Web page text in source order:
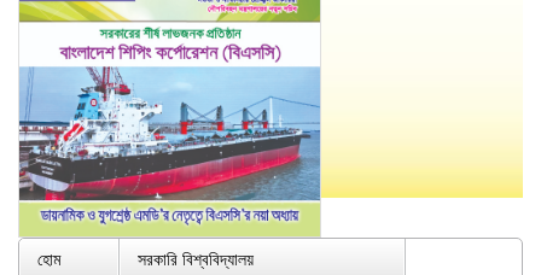
হোম
সরকারি বিশ্ববিদ্যালয়